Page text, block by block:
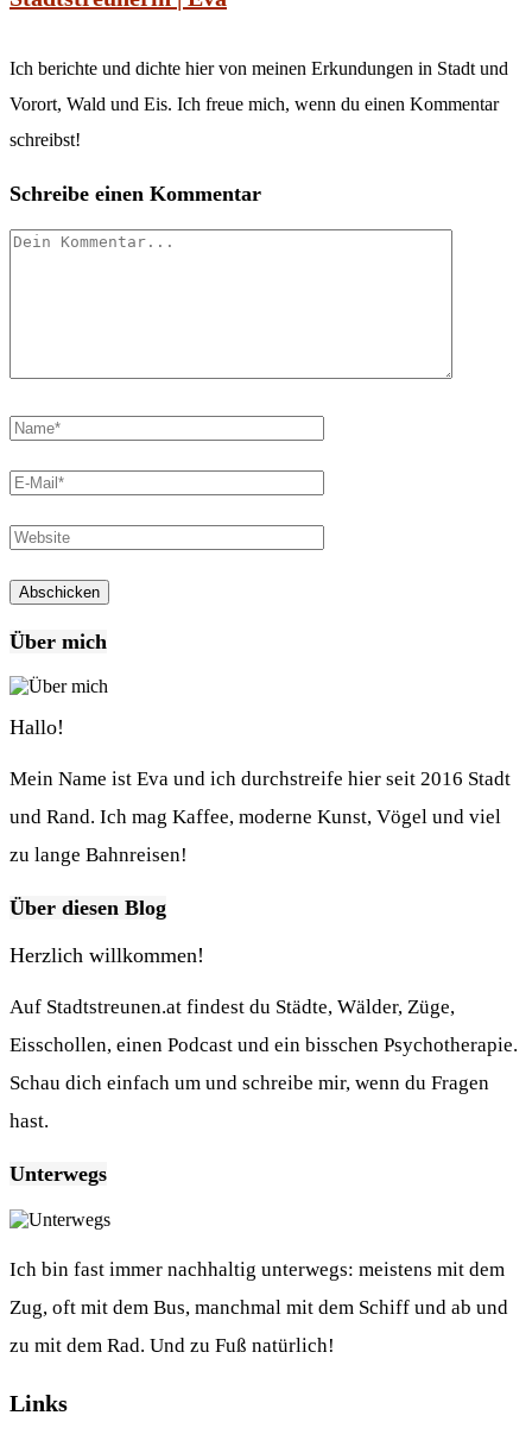
Ich berichte und dichte hier von meinen Erkundungen in Stadt und
Vorort, Wald und Eis. Ich freue mich, wenn du einen Kommentar
schreibst!
Schreibe einen Kommentar
Über mich
Hallo!
Mein Name ist Eva und ich durchstreife hier seit 2016 Stadt
und Rand. Ich mag Kaffee, moderne Kunst, Vögel und viel
zu lange Bahnreisen!
Über diesen Blog
Herzlich willkommen!
Auf Stadtstreunen.at findest du Städte, Wälder, Züge,
Eisschollen, einen Podcast und ein bisschen Psychotherapie.
Schau dich einfach um und schreibe mir, wenn du Fragen
hast.
Unterwegs
Ich bin fast immer nachhaltig unterwegs: meistens mit dem
Zug, oft mit dem Bus, manchmal mit dem Schiff und ab und
zu mit dem Rad. Und zu Fuß natürlich!
Links